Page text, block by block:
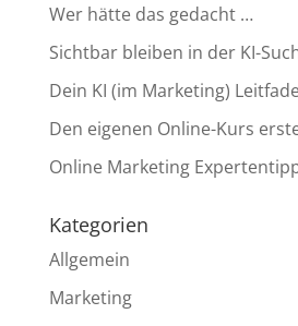
Wer hätte das gedacht …
Sichtbar bleiben in der KI-
Dein KI (im Marketing)
Den eigenen Online-Kurs
Online Marketing
Kategorien
Allgemein
Marketing